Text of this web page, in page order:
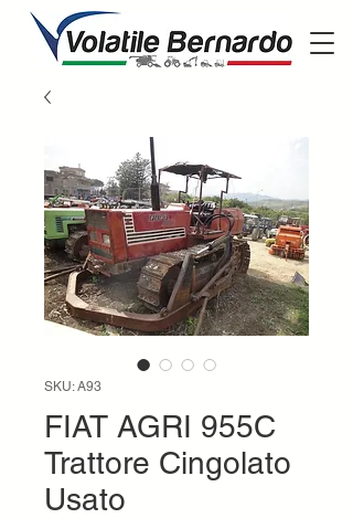
SKU: A93
FIAT AGRI 955C
Trattore Cingolato
Usato